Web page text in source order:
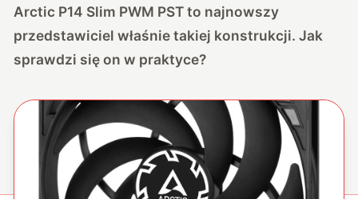
Arctic P14 Slim PWM PST to najnowszy
przedstawiciel właśnie takiej konstrukcji. Jak
sprawdzi się on w praktyce?